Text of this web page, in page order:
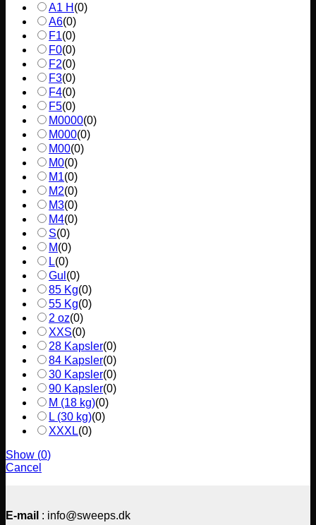
A1 H (0)
A6(0)
F1(0)
F0(0)
F2(0)
F3(0)
F4(0)
F5(0)
M0000(0)
M000(0)
M00(0)
M0(0)
M1(0)
M2(0)
M3(0)
M4(0)
S(0)
M(0)
L(0)
Gul (0)
85 Kg(0)
55 Kg(0)
2 oz(0)
XXS(0)
28 Kapsler(0)
84 Kapsler(0)
30 Kapsler(0)
90 Kapsler(0)
M (18 kg)(0)
L (30 kg)(0)
XXXL(0)
Show (0)
Cancel
E-mail : info@sweeps.dk